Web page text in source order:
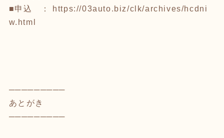
■申込 ：
https://03auto.biz/clk/archives/hcdni
w.html
─────────
あとがき
─────────